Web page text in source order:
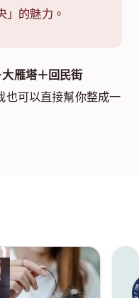
」的魅力。
雁塔＋回民街
也可以直接幫你整成一